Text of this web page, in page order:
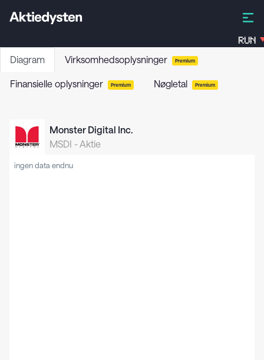
RUN
Diagram Virksomhedsoplysninger Premium
Finansielle oplysninger Premium Nøgletal Premium
Monster Digital Inc.
MSDI -Aktie
ingen data endnu